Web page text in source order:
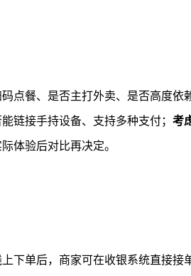
点餐、是否主打外卖、是否高度依
链接手持设备、支持多种支付； 考
体验后对比再决定。
下单后，商家可在收银系统直接接